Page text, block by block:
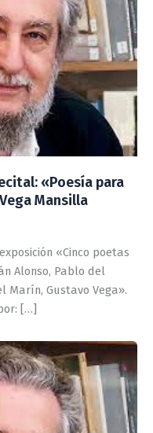
«Poesía para
Mansilla
«Cinco poetas
Alonso, Pablo del
Marín, Gustavo Vega».
[…]